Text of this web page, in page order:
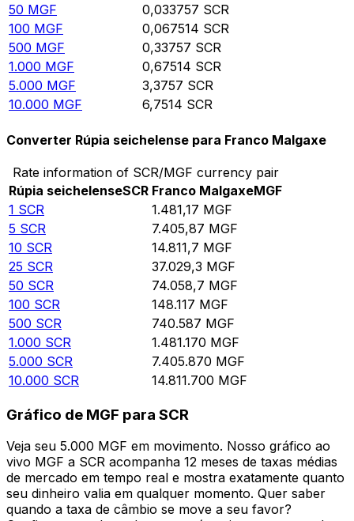
50 MGF 0,033757 SCR
100 MGF 0,067514 SCR
500 MGF 0,33757 SCR
1.000 MGF 0,67514 SCR
5.000 MGF 3,3757 SCR
10.000 MGF 6,7514 SCR
Converter Rúpia seichelense para Franco Malgaxe
Rate information of SCR/MGF currency pair
Rúpia seichelenseSCR Franco MalgaxeMGF
1 SCR 1.481,17 MGF
5 SCR 7.405,87 MGF
10 SCR 14.811,7 MGF
25 SCR 37.029,3 MGF
50 SCR 74.058,7 MGF
100 SCR 148.117 MGF
500 SCR 740.587 MGF
1.000 SCR 1.481.170 MGF
5.000 SCR 7.405.870 MGF
10.000 SCR 14.811.700 MGF
Gráfico de MGF para SCR
Veja seu 5.000 MGF em movimento. Nosso gráfico ao
vivo MGF a SCR acompanha 12 meses de taxas médias
de mercado em tempo real e mostra exatamente quanto
seu dinheiro valia em qualquer momento. Quer saber
quando a taxa de câmbio se move a seu favor?